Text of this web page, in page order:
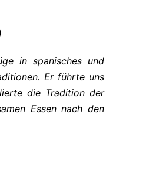
in spanisches und
Er führte uns
die Tradition der
Essen nach den